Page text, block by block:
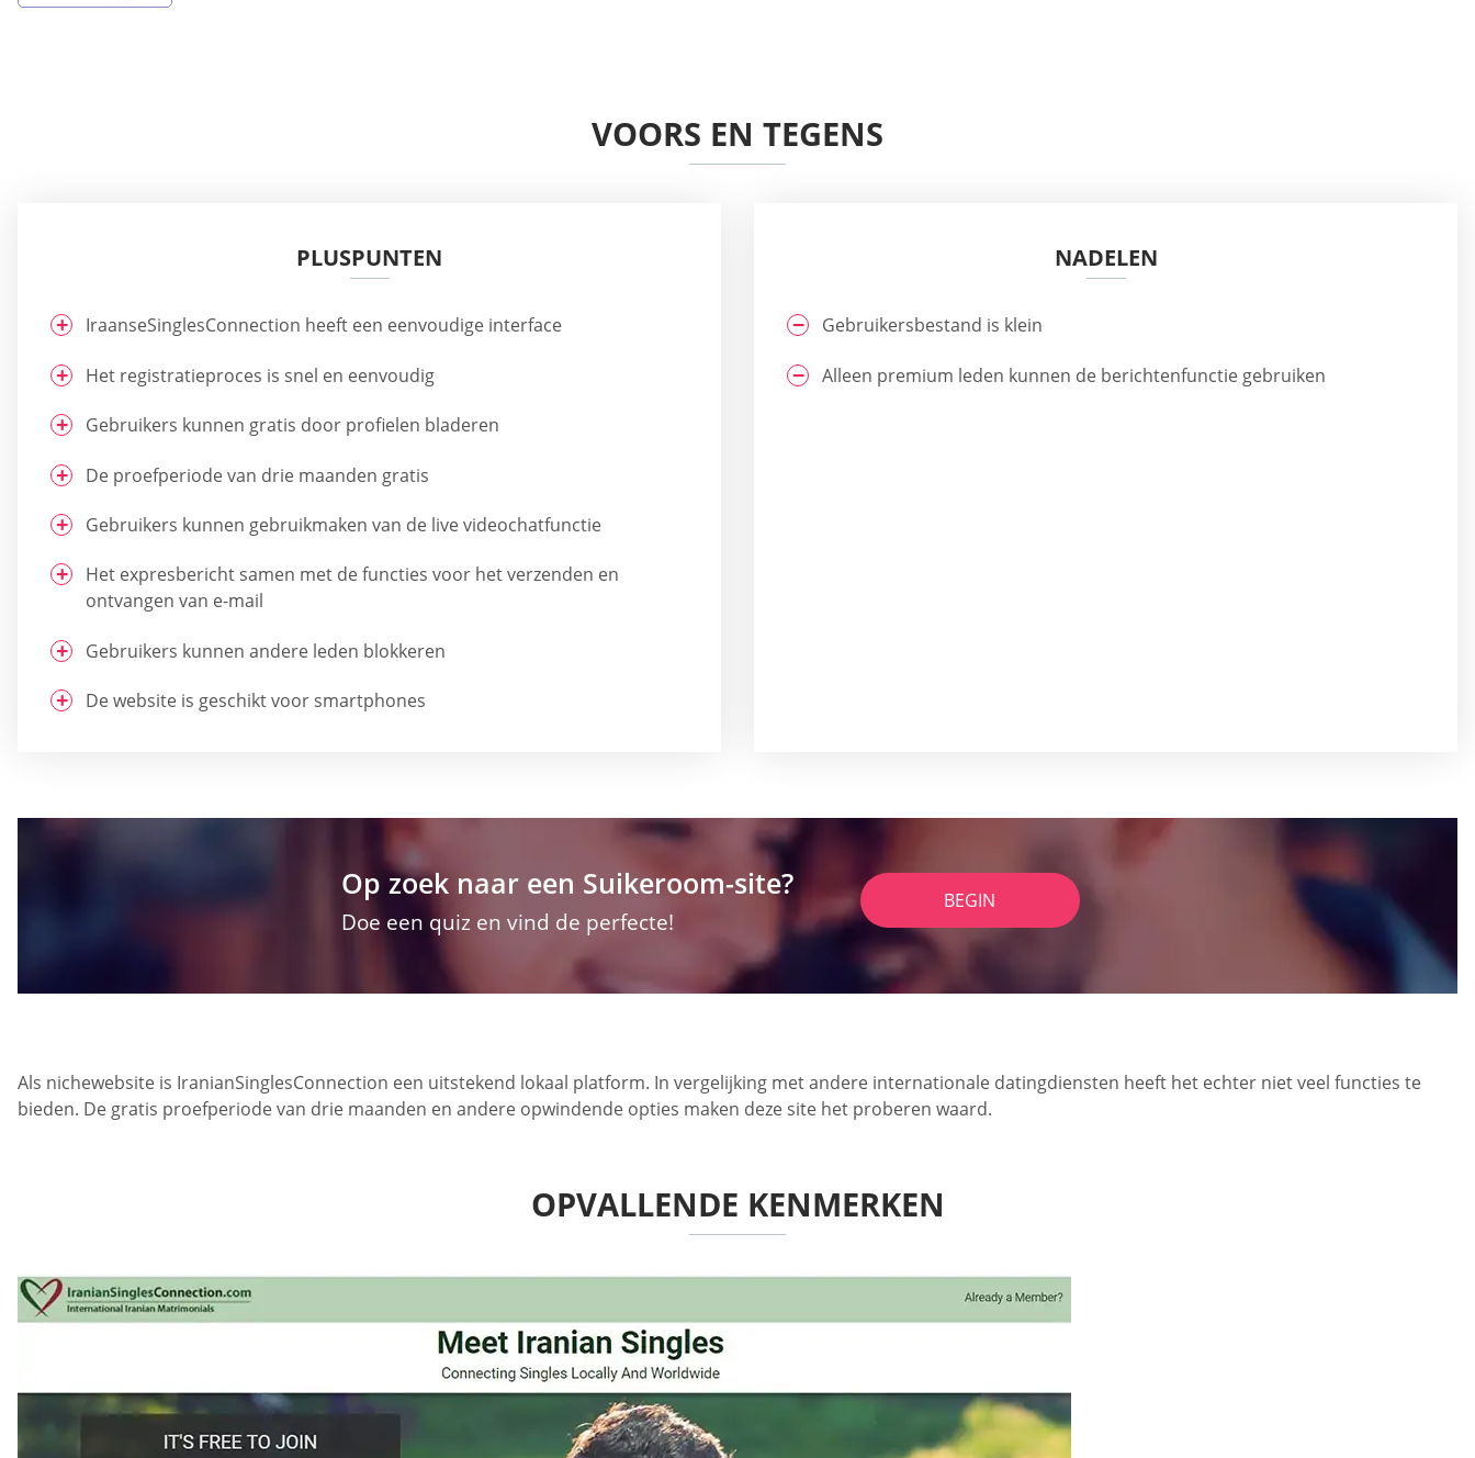
VOORS EN TEGENS
PLUSPUNTEN
IraanseSinglesConnection heeft een eenvoudige interface
Het registratieproces is snel en eenvoudig
Gebruikers kunnen gratis door profielen bladeren
De proefperiode van drie maanden gratis
Gebruikers kunnen gebruikmaken van de live videochatfunctie
Het expresbericht samen met de functies voor het verzenden en
ontvangen van e-mail
Gebruikers kunnen andere leden blokkeren
De website is geschikt voor smartphones
NADELEN
Gebruikersbestand is klein
Alleen premium leden kunnen de berichtenfunctie gebruiken
Op zoek naar een Suikeroom-site?
Doe een quiz en vind de perfecte!
BEGIN
Als nichewebsite is IranianSinglesConnection een uitstekend lokaal platform. In vergelijking met andere internationale datingdiensten heeft het echter niet veel functies te
bieden. De gratis proefperiode van drie maanden en andere opwindende opties maken deze site het proberen waard.
OPVALLENDE KENMERKEN